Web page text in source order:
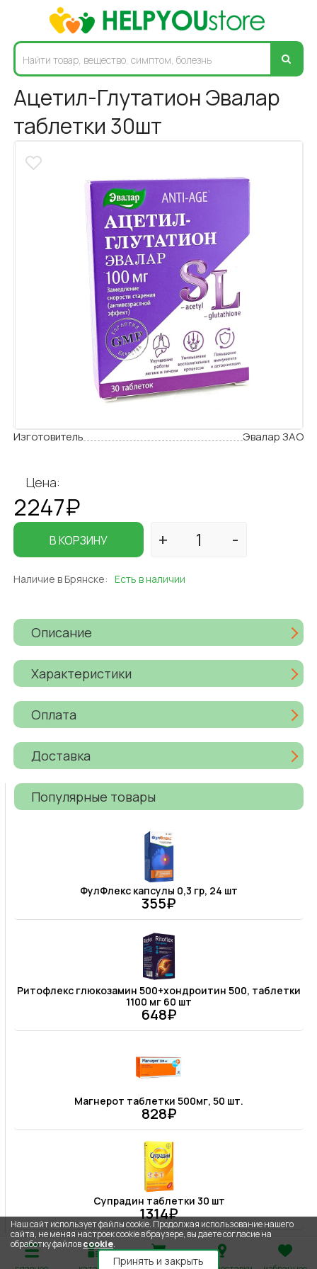
Ацетил-Глутатион Эвалар
таблетки 30шт
Изготовитель Эвалар ЗАО
Цена:
2247₽
В КОРЗИНУ
Наличие в Брянске: Есть в наличии
Описание
Характеристики
Оплата
Доставка
Популярные товары
ФулФлекс капсулы 0,3 гр, 24 шт
355₽
Ритофлекс глюкозамин 500+хондроитин 500, таблетки
1100 мг 60 шт
648₽
Магнерот таблетки 500мг, 50 шт.
828₽
Супрадин таблетки 30 шт
1314₽
Наш сайт использует файлы cookie. Продолжая использование нашего
сайта, не меняя настроек cookie в браузере, вы даете согласие на
обработку файловcookie.
Принять и закрыть